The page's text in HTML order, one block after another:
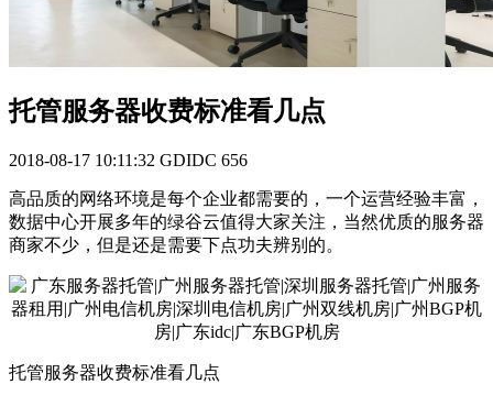
托管服务器收费标准看几点
2018-08-17 10:11:32 GDIDC 656
高品质的网络环境是每个企业都需要的，一个运营经验丰富，
数据中心开展多年的绿谷云值得大家关注，当然优质的服务器
商家不少，但是还是需要下点功夫辨别的。
托管服务器收费标准看几点